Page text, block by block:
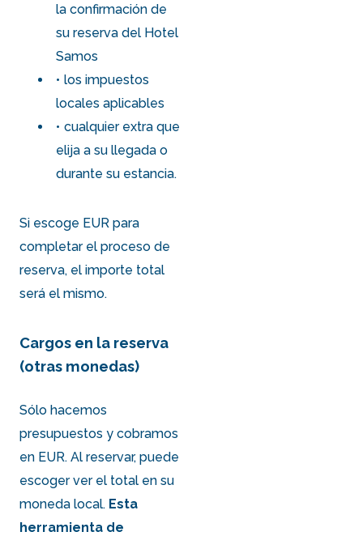
la confirmación de
su reserva del Hotel
Samos
los impuestos
locales aplicables
cualquier extra que
elija a su llegada o
durante su estancia.
Si escoge EUR para
completar el proceso de
reserva, el importe total
será el mismo.
Cargos en la reserva
(otras monedas)
Sólo hacemos
presupuestos y cobramos
en EUR. Al reservar, puede
escoger ver el total en su
moneda local. Esta
herramienta de